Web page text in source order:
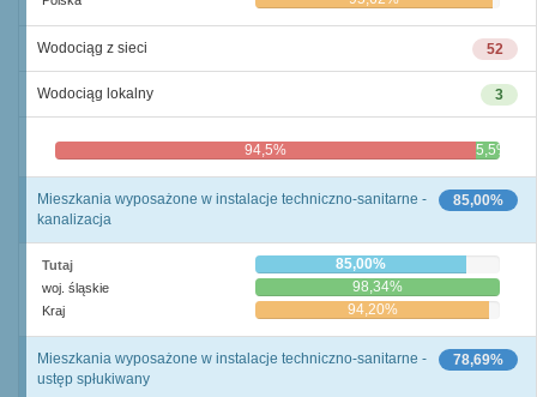
52
Wodociąg z sieci
3
Wodociąg lokalny
94,5% 5,5%
85,00%
Mieszkania wyposażone w instalacje techniczno-sanitarne -
kanalizacja
Tutaj 85,00%
woj. śląskie 98,34%
Kraj 94,20%
78,69%
Mieszkania wyposażone w instalacje techniczno-sanitarne -
ustęp spłukiwany